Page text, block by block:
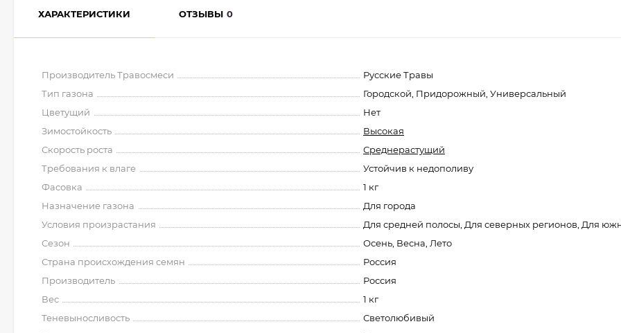
ХАРАКТЕРИСТИКИ ОТЗЫВЫ 0
Производитель Травосмеси
Русские Травы
Тип газона
Городской, Придорожный, Универсальный
Цветущий
Нет
Зимостойкость
Высокая
Скорость роста
Среднерастущий
Требования к влаге
Устойчив к недополиву
Фасовка
1 кг
Назначение газона
Для города
Условия произрастания
Для средней полосы, Для северных регионов, Для
Сезон
Осень, Весна, Лето
Страна происхождения семян
Россия
Производитель
Россия
Вес
1 кг
Теневыносливость
Светолюбивый